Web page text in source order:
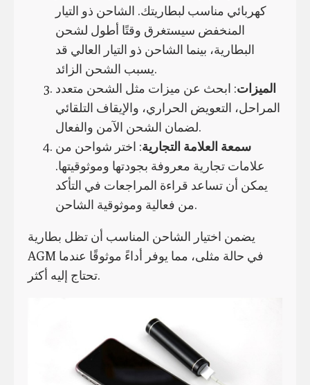
كهربائي مناسب لبطاريتك. الشاحن ذو التيار
المنخفض سيستغرق وقتًا أطول لشحن
البطارية، بينما الشاحن ذو التيار العالي قد
يسبب الشحن الزائد.
الميزات: ابحث عن ميزات مثل الشحن متعدد
المراحل، التعويض الحراري، والإيقاف التلقائي
لضمان الشحن الآمن والفعال.
سمعة العلامة التجارية: اختر شواحن من
علامات تجارية معروفة بجودتها وموثوقيتها.
يمكن أن تساعد قراءة المراجعات في التأكد
من فعالية وموثوقية الشاحن.
يضمن اختيار الشاحن المناسب أن تظل بطارية
AGM في حالة مثلى، مما يوفر أداءً موثوقًا عندما
تحتاج إليه أكثر.